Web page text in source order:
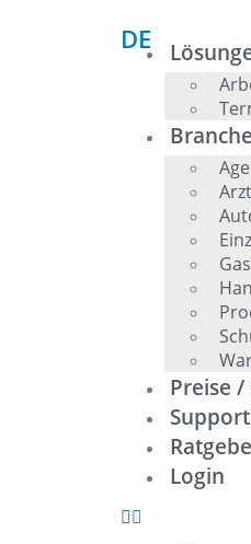
Preise /
Support
Login
DE
EN